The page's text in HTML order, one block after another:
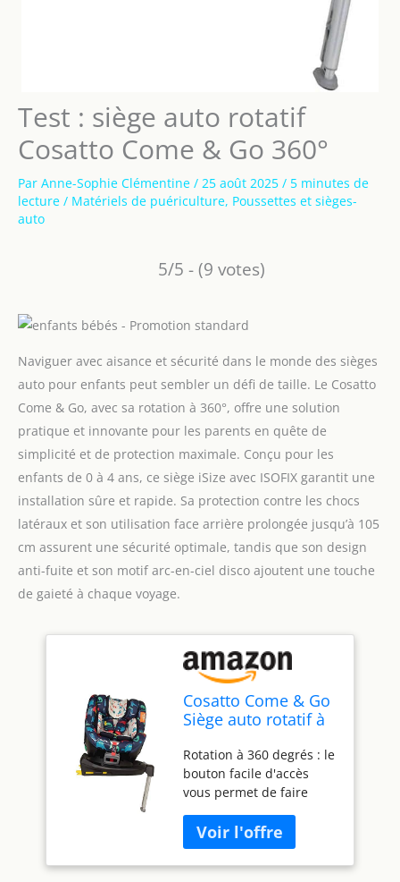
Test : siège auto rotatif
Cosatto Come & Go 360°
Par Anne-Sophie Clémentine / 25 août 2025 / 5 minutes de
lecture / Matériels de puériculture, Poussettes et sièges-
auto
5/5 - (9 votes)
Naviguer avec aisance et sécurité dans le monde des sièges
auto pour enfants peut sembler un défi de taille. Le Cosatto
Come & Go, avec sa rotation à 360°, offre une solution
pratique et innovante pour les parents en quête de
simplicité et de protection maximale. Conçu pour les
enfants de 0 à 4 ans, ce siège iSize avec ISOFIX garantit une
installation sûre et rapide. Sa protection contre les chocs
latéraux et son utilisation face arrière prolongée jusqu’à 105
cm assurent une sécurité optimale, tandis que son design
anti-fuite et son motif arc-en-ciel disco ajoutent une touche
de gaieté à chaque voyage.
Cosatto Come & Go
Siège auto rotatif à
105 cm), iSize,
ISOFIX, protection
contre les chocs
latéraux, anti-fuite,
face arrière étendue
(D est pour
dinosaure)
Rotation à 360 degrés : le
bouton facile d'accès
vous permet de faire
voiture à 360 degrés. Fini
les étirements lorsque
vous soulevez votre bébé